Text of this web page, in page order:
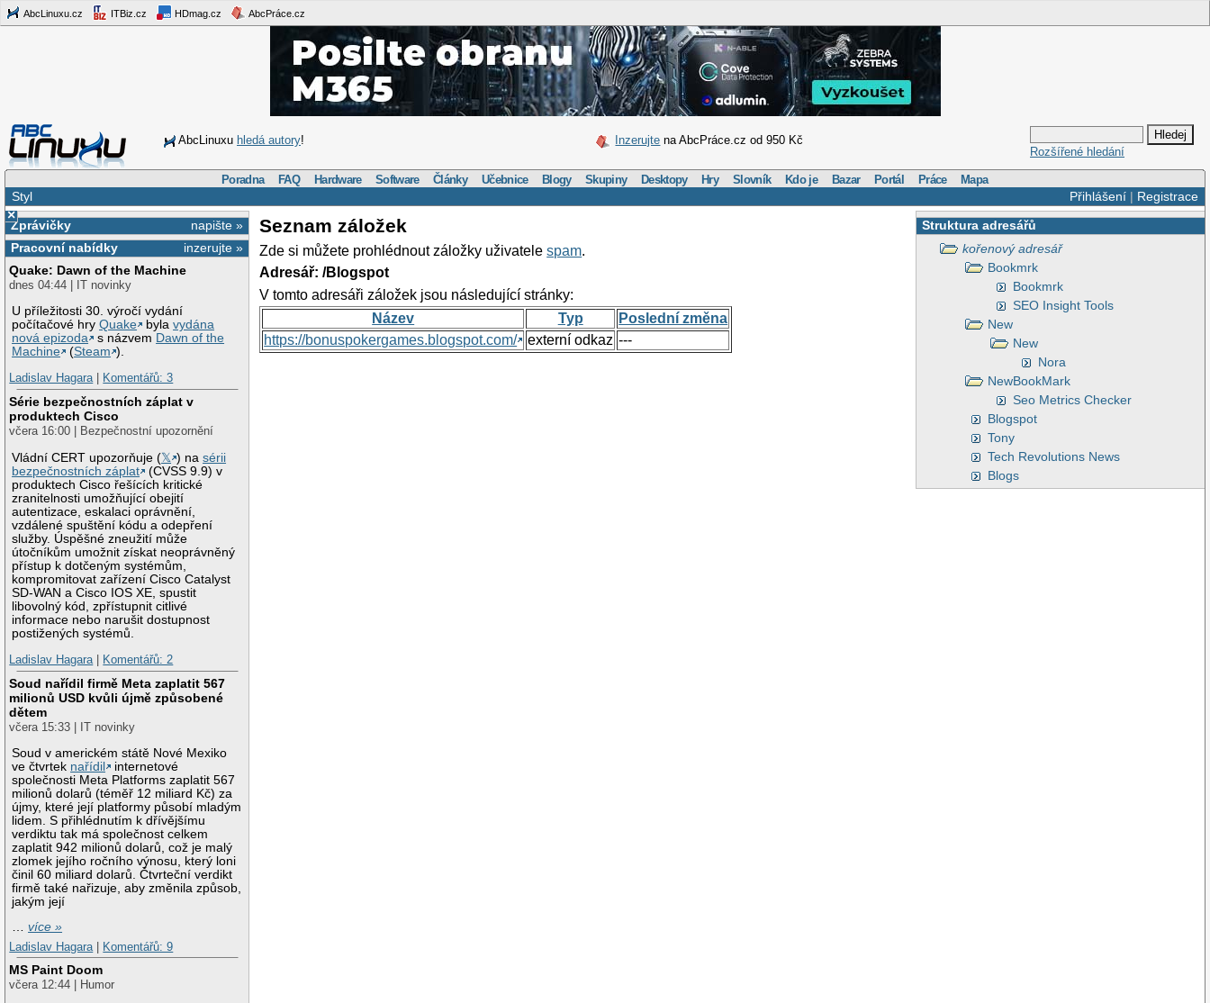
AbcLinuxu.cz ITBiz.cz HDmag.cz AbcPráce.cz
AbcLinuxu hledá autory! Inzerujte na AbcPráce.cz od 950 Kč
Rozšířené hledání
Poradna FAQ Hardware Software Články Učebnice Blogy Skupiny Desktopy Hry Slovník Kdo je Bazar Portál Práce Mapa
Přihlášení| Registrace
Styl
×
napište »
Zprávičky
inzerujte »
Pracovní nabídky
Quake: Dawn of the Machine
dnes 04:44 | IT novinky
U příležitosti 30. výročí vydání
počítačové hryQuake bylavydána
nová epizoda
s názvem Dawn of the
Machine
(Steam ).
Ladislav Hagara| Komentářů: 3
Série bezpečnostních záplat v
produktech Cisco
včera 16:00 | Bezpečnostní upozornění
Vládní CERT upozorňuje (𝕏 ) nasérii
bezpečnostních záplat
(CVSS 9.9) v
produktech Cisco řešících kritické
zranitelnosti umožňující obejití
autentizace, eskalaci oprávnění,
vzdálené spuštění kódu a odepření
služby. Úspěšné zneužití může
útočníkům umožnit získat neoprávněný
přístup k dotčeným systémům,
kompromitovat zařízení Cisco Catalyst
SD-WAN a Cisco IOS XE, spustit
libovolný kód, zpřístupnit citlivé
informace nebo narušit dostupnost
postižených systémů.
Ladislav Hagara| Komentářů: 2
Soud nařídil firmě Meta zaplatit 567
milionů USD kvůli újmě způsobené
dětem
včera 15:33 | IT novinky
Soud v americkém státě Nové Mexiko
ve čtvrtek nařídil
internetové
společnosti Meta Platforms zaplatit 567
milionů dolarů (téměř 12 miliard Kč) za
újmy, které její platformy působí mladým
lidem. S přihlédnutím k dřívějšímu
verdiktu tak má společnost celkem
zaplatit 942 milionů dolarů, což je malý
zlomek jejího ročního výnosu, který loni
činil 60 miliard dolarů. Čtvrteční verdikt
firmě také nařizuje, aby změnila způsob,
jakým její
…více »
Ladislav Hagara
Komentářů: 9
MS Paint Doom
včera 12:44 | Humor
Struktura adresářů
kořenový adresář
Bookmrk
Bookmrk
SEO Insight Tools
New
New
Nora
NewBookMark
Seo Metrics Checker
Blogspot
Tony
Tech Revolutions News
Blogs
Seznam záložek
Zde si můžete prohlédnout záložky uživatelespam.
Adresář: /Blogspot
V tomto adresáři záložek jsou následující stránky:
Název
Typ
Poslední změna
https://bonuspokergames.blogspot.com/
externí odkaz ---